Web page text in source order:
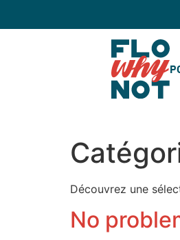
Découvrez une
No